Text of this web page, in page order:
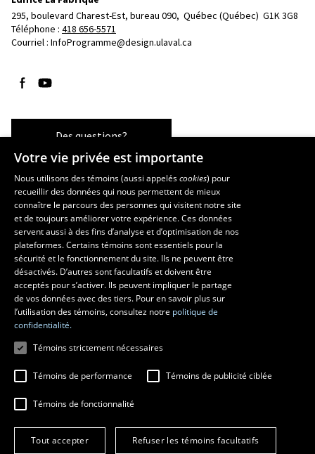
295, boulevard Charest-Est, bureau 090, Québec (Québec)  G1K 3G8
Téléphone : 418 656-5571
Courriel : InfoProgramme@design.ulaval.ca
Suivez-nous sur Facebook
Suivez-nous sur YouTube
Des questions?
Les écoles et la recherche
École d’architecture
École d’art
École supérieure d’aménagement du territoire et de développement
régional
Centre de recherche en aménagement et développement
© 2026 Université Laval
Tous droits réservés
Conditions générales d'utilisation
Votre vie privée est importante
Nous utilisons des témoins (aussi appeléscookies) pour
recueillir des données qui nous permettent de mieux
connaître le parcours des personnes qui visitent notre site
et de toujours améliorer votre expérience. Ces données
servent aussi à des fins d’analyse et d’optimisation de nos
plateformes. Certains témoins sont essentiels pour la
sécurité et le fonctionnement du site. Ils ne peuvent être
désactivés. D’autres sont facultatifs et doivent être
acceptés pour s’activer. Ils peuvent impliquer le partage
de vos données avec des tiers. Pour en savoir plus sur
l’utilisation des témoins, consultez notre politique de
confidentialité.
Témoins strictement nécessaires
Témoins de performance Témoins de publicité ciblée
Témoins de fonctionnalité
Tout accepter Refuser les témoins facultatifs